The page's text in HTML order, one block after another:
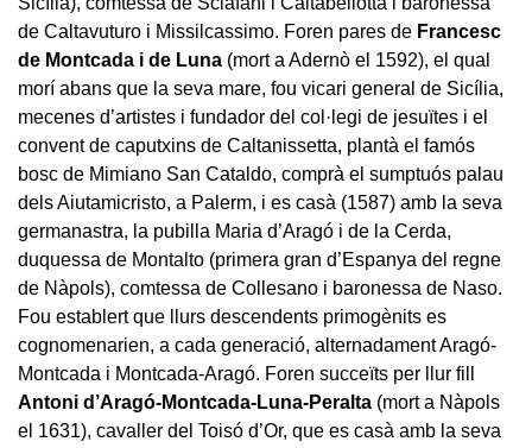
de Caltavuturo i Missilcassimo. Foren pares de Francesc
de Montcada i de Luna (mort a Adernò el 1592), el qual
morí abans que la seva mare, fou vicari general de Sicília,
mecenes d’artistes i fundador del col·legi de jesuïtes i el
convent de caputxins de Caltanissetta, plantà el famós
bosc de Mimiano San Cataldo, comprà el sumptuós palau
dels Aiutamicristo, a Palerm, i es casà (1587) amb la seva
germanastra, la pubilla Maria d’Aragó i de la Cerda,
duquessa de Montalto (primera gran d’Espanya del regne
de Nàpols), comtessa de Collesano i baronessa de Naso.
Fou establert que llurs descendents primogènits es
cognomenarien, a cada generació, alternadament Aragó-
Montcada i Montcada-Aragó. Foren succeïts per llur fill
Antoni d’Aragó-Montcada-Luna-Peralta (mort a Nàpols
el 1631), cavaller del Toisó d’Or, que es casà amb la seva